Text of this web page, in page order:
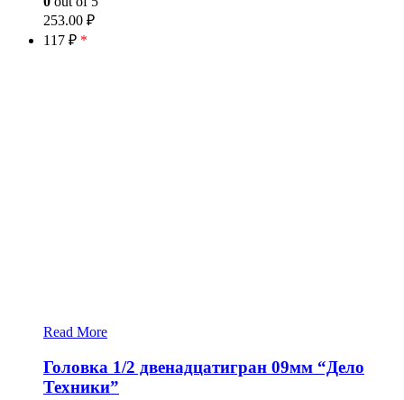
253.00 ₽
117 ₽ *
Read More
Головка 1/2 двенадцатигран 09мм “Дело
Техники”